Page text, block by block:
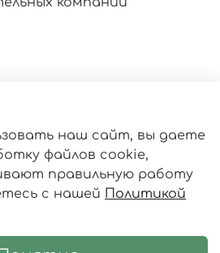
конфиденциальности
соглашение
наш сайт, вы даете
файлов cookie,
правильную работу
с нашей Политикой
Политика
обработки